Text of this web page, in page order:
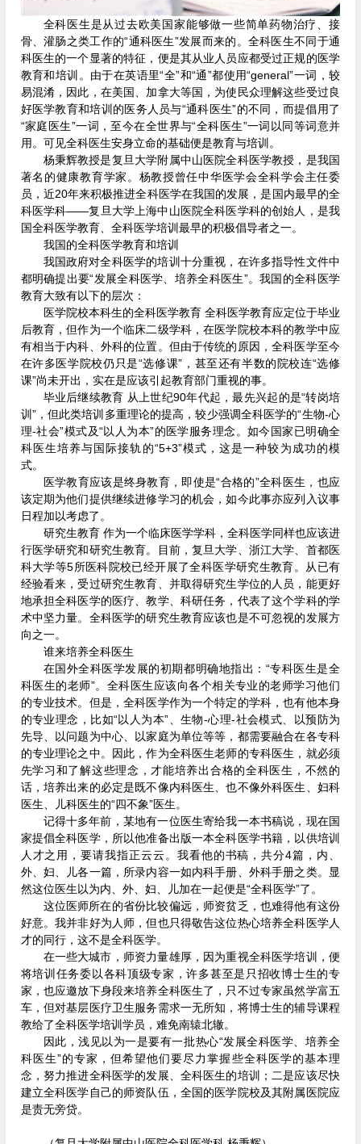
全科医生是从过去欧美国家能够做一些简单药物治疗、接
骨、灌肠之类工作的“通科医生”发展而来的。全科医生不同于通
科医生的一个显著的特征，便是其从业人员应都受过正规的医学
教育和培训。由于在英语里“全”和“通”都使用“general”一词，较
易混淆，因此，在美国、加拿大等国，为使民众理解这些受过良
好医学教育和培训的医务人员与“通科医生”的不同，而提倡用了
“家庭医生”一词，至今在全世界与“全科医生”一词以同等词意并
用。可见全科医生安身立命的基础便是教育与培训。
杨秉辉教授是复旦大学附属中山医院全科医学教授，是我国
著名的健康教育学家。杨教授曾任中华医学会全科学会主任委
员，近20年来积极推进全科医学在我国的发展，是国内最早的全
科医学科——复旦大学上海中山医院全科医学科的创始人，是我
国全科医学教育、全科医学培训最早的积极倡导者之一。
我国的全科医学教育和培训
我国政府对全科医学的培训十分重视，在许多指导性文件中
都明确提出要“发展全科医学、培养全科医生”。我国的全科医学
教育大致有以下的层次：
医学院校本科生的全科医学教育 全科医学教育应定位于毕业
后教育，但作为一个临床二级学科，在医学院校本科的教学中应
有相当于内科、外科的位置。但由于传统的原因，全科医学至今
在许多医学院校仍只是“选修课”，甚至还有半数的院校连“选修
课”尚未开出，实在是应该引起教育部门重视的事。
毕业后继续教育 从上世纪90年代起，最先兴起的是“转岗培
训”，但此类培训多重理论的提高，较少强调全科医学的“生物-心
理-社会”模式及“以人为本”的医学服务理念。如今国家已明确全
科医生培养与国际接轨的“5+3”模式，这是一种较为成功的模
式。
医学教育应该是终身教育，即使是“合格的”全科医生，也应
该定期为他们提供继续进修学习的机会，如今此事亦应列入议事
日程加以考虑了。
研究生教育 作为一个临床医学学科，全科医学同样也应该进
行医学研究和研究生教育。目前，复旦大学、浙江大学、首都医
科大学等5所医科院校已经开展了全科医学研究生教育。从已有
经验看来，受过研究生教育、并取得研究生学位的人员，能更好
地承担全科医学的医疗、教学、科研任务，代表了这个学科的学
术中坚力量。全科医学的研究生教育应该也是不可忽视的发展方
向之一。
谁来培养全科医生
在国外全科医学发展的初期都明确地指出：“专科医生是全
科医生的老师”。全科医生应该向各个相关专业的老师学习他们
的专业技术。但是，全科医学作为一个特定的学科，也有他本身
的专业理念，比如“以人为本”、生物-心理-社会模式、以预防为
先导、以问题为中心、以家庭为单位等等，都需要融合在各专科
的专业理论之中。因此，作为全科医生老师的专科医生，就必须
先学习和了解这些理念，才能培养出合格的全科医生，不然的
话，培养出来的必定是既不像内科医生、也不像外科医生、妇科
医生、儿科医生的“四不象”医生。
记得十多年前，某地有一位医生寄给我一本书稿说，现在国
家提倡全科医学，所以他准备出版一本全科医学书籍，以供培训
人才之用，要请我指正云云。我看他的书稿，共分4篇，内、
外、妇、儿各一篇，所录内容一如内科手册、外科手册之类。显
然这位医生以为内、外、妇、儿加在一起便是“全科医学”了。
这位医师所在的省份比较偏远，师资贫乏，也难得他有这份
好意。我并非好为人师，但也只得敬告这位热心培养全科医学人
才的同行，这不是全科医学。
在一些大城市，师资力量雄厚，因为重视全科医学培训，便
将培训任务委以各科顶级专家，许多甚至是只招收博士生的专
家，也应邀放下身段来培养全科医生了，只不过专家虽然学富五
车，但对基层医疗卫生服务需求一无所知，将博士生的辅导课程
教给了全科医学培训学员，难免南辕北辙。
因此，浅见以为一是要有一批热心“发展全科医学、培养全
科医生”的专家，但希望他们要尽力掌握些全科医学的基本理
念，努力推进全科医学的发展、全科医生的培训；二是应该尽快
建立全科医学自己的师资队伍，全国的医学院校及其附属医院应
是责无旁贷。